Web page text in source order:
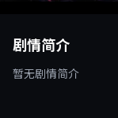
剧情简介
暂无剧情简介